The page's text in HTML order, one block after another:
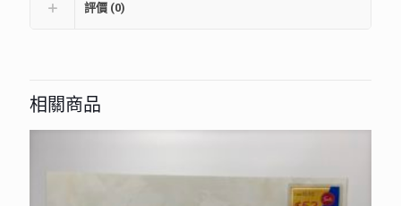
評價 (0)
相關商品